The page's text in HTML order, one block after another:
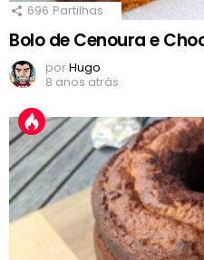
696 Partilhas
Bolo de Cenoura e
porHugo
8 anos atrás